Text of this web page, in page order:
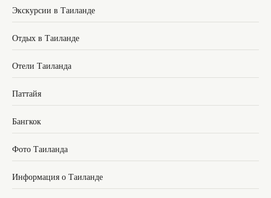
Экскурсии в Таиланде
Отдых в Таиланде
Отели Таиланда
Паттайя
Бангкок
Фото Таиланда
Информация о Таиланде